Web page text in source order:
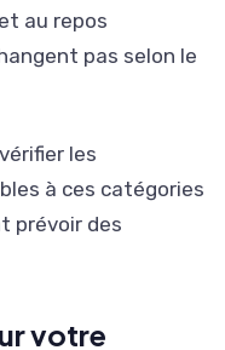
au repos
pas selon le
les
à ces catégories
prévoir des
votre